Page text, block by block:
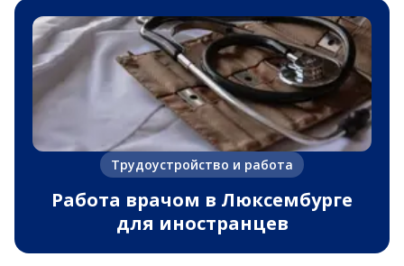
Трудоустройство и работа
Работа врачом в Люксембурге
для иностранцев